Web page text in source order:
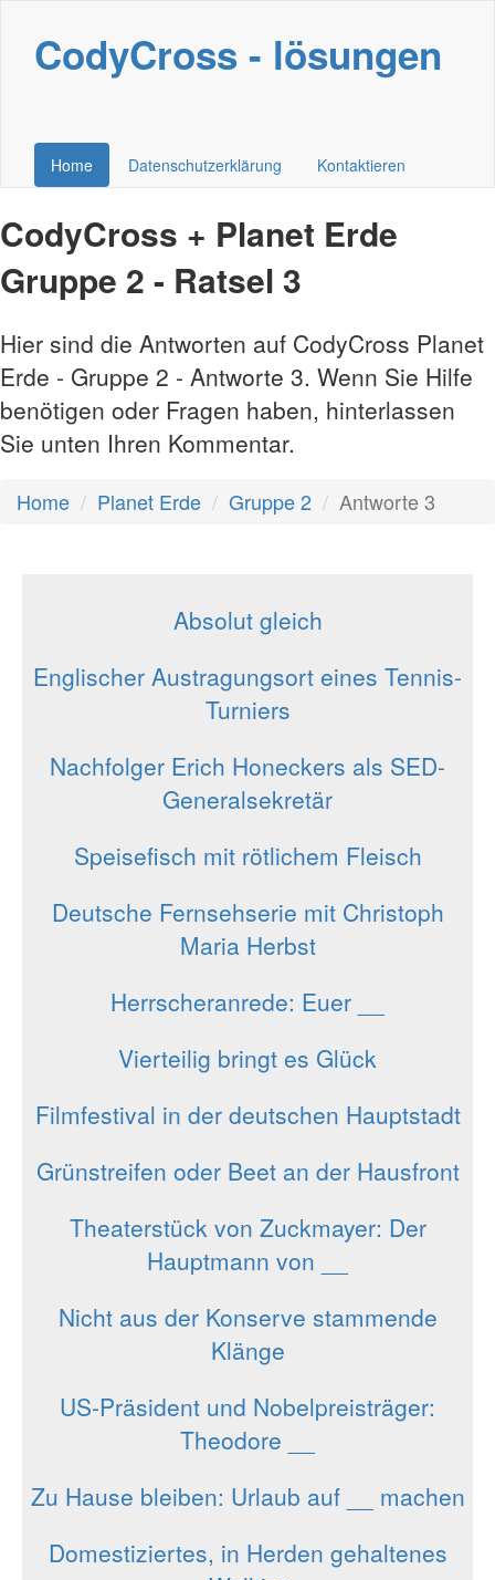
CodyCross - lösungen
Home Datenschutzerklärung Kontaktieren
CodyCross + Planet Erde
Gruppe 2 - Ratsel 3
Hier sind die Antworten auf CodyCross Planet
Erde - Gruppe 2 - Antworte 3. Wenn Sie Hilfe
benötigen oder Fragen haben, hinterlassen
Sie unten Ihren Kommentar.
Home Planet Erde Gruppe 2 Antworte 3
Absolut gleich
Englischer Austragungsort eines Tennis-
Turniers
Nachfolger Erich Honeckers als SED-
Generalsekretär
Speisefisch mit rötlichem Fleisch
Deutsche Fernsehserie mit Christoph
Maria Herbst
Herrscheranrede: Euer __
Vierteilig bringt es Glück
Filmfestival in der deutschen Hauptstadt
Grünstreifen oder Beet an der Hausfront
Theaterstück von Zuckmayer: Der
Hauptmann von __
Nicht aus der Konserve stammende
Klänge
US-Präsident und Nobelpreisträger:
Theodore __
Zu Hause bleiben: Urlaub auf __ machen
Domestiziertes, in Herden gehaltenes